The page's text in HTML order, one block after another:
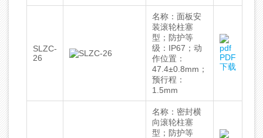
SLZC-
26
名称：面板安
装滚轮柱塞
型；防护等
级：IP67；动
作位置：
47.4±0.8mm；
预行程：
1.5mm
PDF
下载
名称：密封横
向滚轮柱塞
型；防护等